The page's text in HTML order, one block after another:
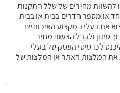
להשוות מחירים של שלל התקנות
או מספר חדרים בבית או בבית
את בעלי המקצוע האיכותיים
סינון ולקבל הצעות מחיר
לכרטיסי העסק של בעלי
את המלצות האתר או המלצות של